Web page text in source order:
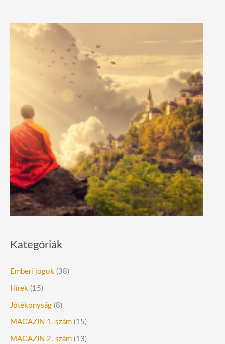
Kategóriák
Emberi jogok (38)
Hírek (15)
Jótékonyság (8)
MAGAZIN 1. szám (15)
MAGAZIN 2. szám (13)